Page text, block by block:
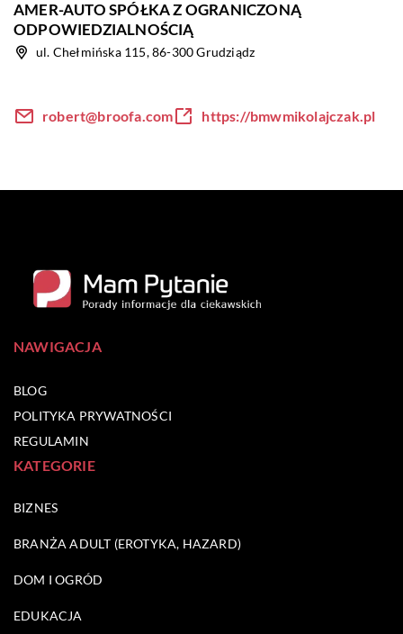
AMER-AUTO SPÓŁKA Z OGRANICZONĄ
ODPOWIEDZIALNOŚCIĄ
ul. Chełmińska 115, 86-300 Grudziądz
robert@broofa.com https://bmwmikolajczak.pl
NAWIGACJA
BLOG
POLITYKA PRYWATNOŚCI
REGULAMIN
KATEGORIE
BIZNES
BRANŻA ADULT (EROTYKA, HAZARD)
DOM I OGRÓD
EDUKACJA